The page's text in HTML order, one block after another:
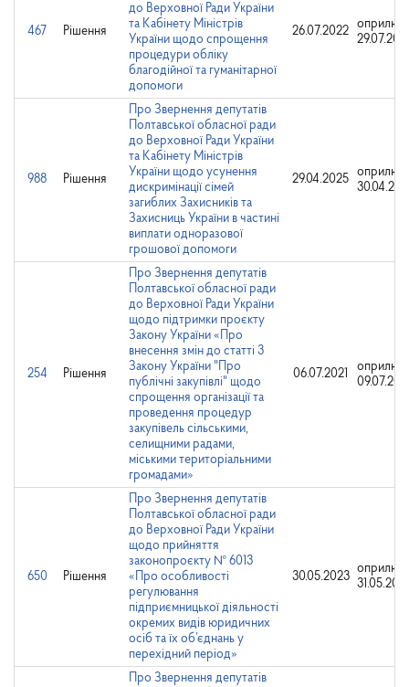
467 Рішення
до Верховної Ради України
та Кабінету Міністрів
України щодо спрощення
процедури обліку
благодійної та гуманітарної
допомоги
26.07.2022
988 Рішення
Про Звернення депутатів
Полтавської обласної ради
до Верховної Ради України
та Кабінету Міністрів
України щодо усунення
дискримінації сімей
загиблих Захисників та
Захисниць України в частині
виплати одноразової
грошової допомоги
29.04.2025
254 Рішення
Про Звернення депутатів
Полтавської обласної ради
до Верховної Ради України
щодо підтримки проєкту
Закону України «Про
внесення змін до статті 3
Закону України "Про
публічні закупівлі" щодо
спрощення організації та
проведення процедур
закупівель сільськими,
селищними радами,
міськими територіальними
громадами»
06.07.2021
650 Рішення
Про Звернення депутатів
Полтавської обласної ради
до Верховної Ради України
щодо прийняття
законопроєкту № 6013
«Про особливості
регулювання
підприємницької діяльності
окремих видів юридичних
осіб та їх об’єднань у
перехідний період»
30.05.2023
Про Звернення депутатів